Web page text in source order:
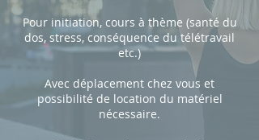
Pour initiation, cours à thème (santé du
dos, stress, conséquence du télétravail
etc.)
Avec déplacement chez vous et
possibilité de location du matériel
nécessaire.